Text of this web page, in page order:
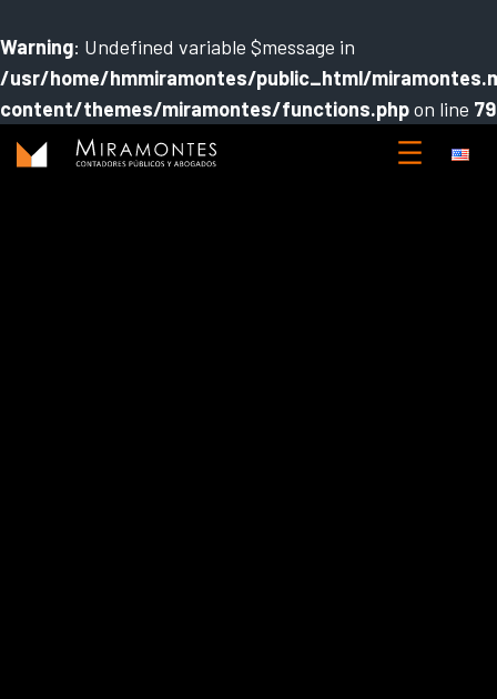
Warning: Undefined variable $message in
/usr/home/hmmiramontes/public_html/
content/themes/miramontes/functions.phpon line 79
Saltar